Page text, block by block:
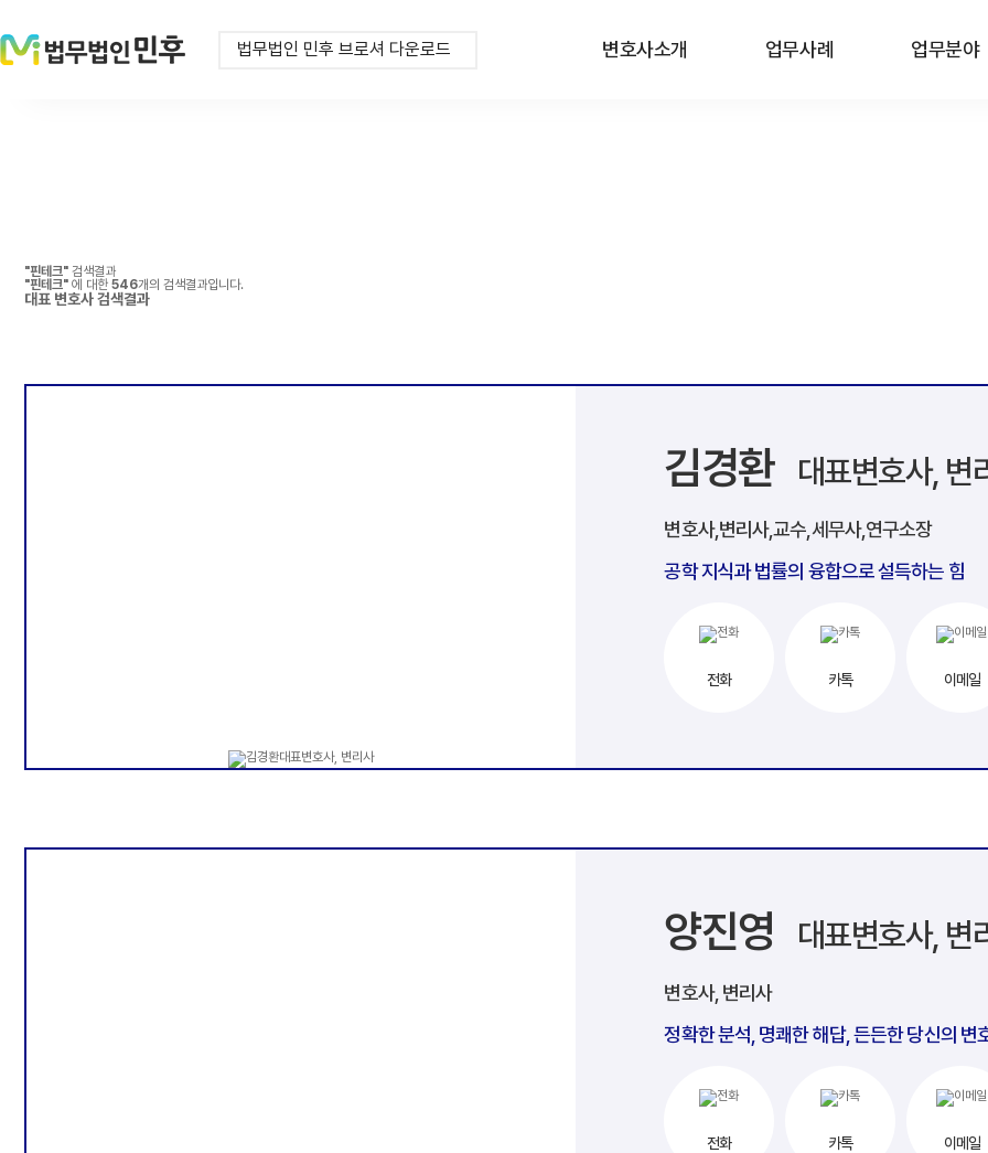
법무법인 민후 브로셔 다운로드 변호사소개 업무사례 업무분야
"핀테크" 검색결과
"핀테크" 에 대한 546개의 검색결과입니다.
대표 변호사검색결과
김경환 대표변호사, 변
변호사,변리사,교수,세무사,연구소장
공학 지식과 법률의 융합으로 설득하는 힘
전화 카톡 이메일
양진영 대표변호사, 변
변호사, 변리사
정확한 분석, 명쾌한 해답, 든든한 당신의 변
전화 카톡 이메일